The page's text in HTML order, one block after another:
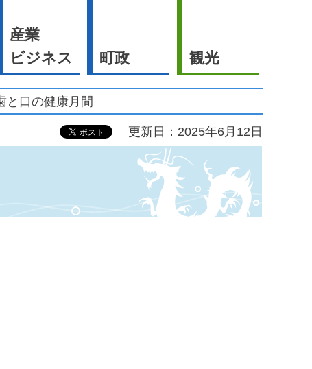
産業
ビジネス
町政 観光
と口の健康月間
更新日：2025年6月12日